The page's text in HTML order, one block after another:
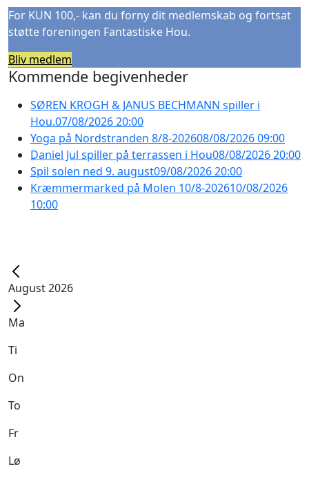
For KUN 100,- kan du forny dit medlemskab og fortsat
støtte foreningen Fantastiske Hou.
Bliv medlem
Kommende begivenheder
SØREN KROGH & JANUS BECHMANN spiller i
Hou.07/08/2026 20:00
Yoga på Nordstranden 8/8-202608/08/2026 09:00
Daniel Jul spiller på terrassen i Hou08/08/2026 20:00
Spil solen ned 9. august09/08/2026 20:00
Kræmmermarked på Molen 10/8-202610/08/2026
10:00
August 2026
Ma
Ti
On
To
Fr
Lø